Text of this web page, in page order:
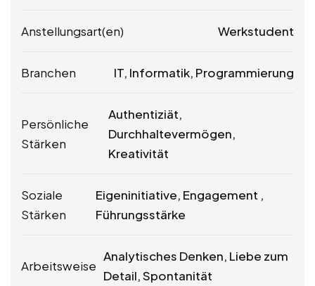
Anstellungsart(en) Werkstudent
Branchen IT, Informatik, Programmierung
Persönliche
Stärken
Authentiziät,
Durchhaltevermögen,
Kreativität
Soziale
Stärken
Eigeninitiative, Engagement ,
Führungsstärke
Arbeitsweise
Analytisches Denken, Liebe zum
Detail, Spontanität